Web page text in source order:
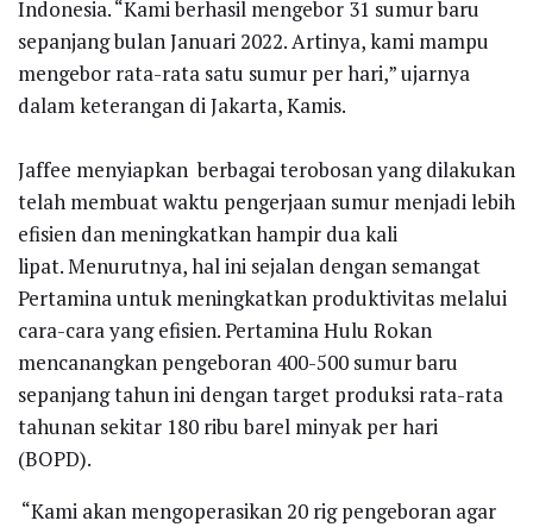
Indonesia. “Kami berhasil mengebor 31 sumur baru
sepanjang bulan Januari 2022. Artinya, kami mampu
mengebor rata-rata satu sumur per hari,” ujarnya
dalam keterangan di Jakarta, Kamis.
Jaffee menyiapkan berbagai terobosan yang dilakukan
telah membuat waktu pengerjaan sumur menjadi lebih
efisien dan meningkatkan hampir dua kali
lipat. Menurutnya, hal ini sejalan dengan semangat
Pertamina untuk meningkatkan produktivitas melalui
cara-cara yang efisien. Pertamina Hulu Rokan
mencanangkan pengeboran 400-500 sumur baru
sepanjang tahun ini dengan target produksi rata-rata
tahunan sekitar 180 ribu barel minyak per hari
(BOPD).
“Kami akan mengoperasikan 20 rig pengeboran agar